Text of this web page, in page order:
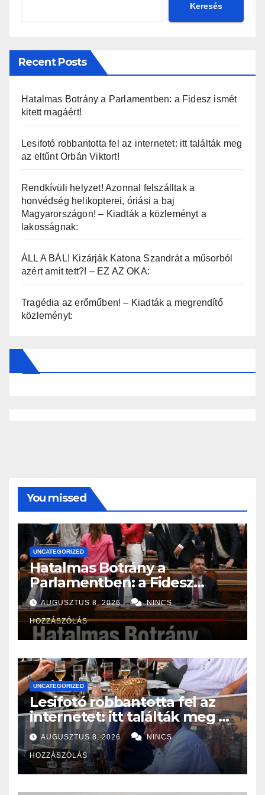
Keresés
Recent Posts
Hatalmas Botrány a Parlamentben: a Fidesz ismét
kitett magáért!
Lesifotó robbantotta fel az internetet: itt találták meg
az eltűnt Orbán Viktort!
Rendkívüli helyzet! Azonnal felszálltak a
honvédség helikopterei, óriási a baj
Magyarországon! – Kiadták a közleményt a
lakosságnak:
ÁLL A BÁL! Kizárják Katona Szandrát a műsorból
azért amit tett?! – EZ AZ OKA:
Tragédia az erőműben! – Kiadták a megrendítő
közleményt:
You missed
UNCATEGORIZED
Hatalmas Botrány a
Parlamentben: a Fidesz
ismét kitett magáért!
AUGUSZTUS 8, 2026 NINCS
HOZZÁSZÓLÁS
UNCATEGORIZED
Lesifotó robbantotta fel az
internetet: itt találták meg az
eltűnt Orbán Viktort!
AUGUSZTUS 8, 2026 NINCS
HOZZÁSZÓLÁS